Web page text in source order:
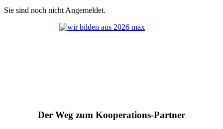
Sie sind noch nicht Angemeldet.
Der Weg zum Kooperations-Partner